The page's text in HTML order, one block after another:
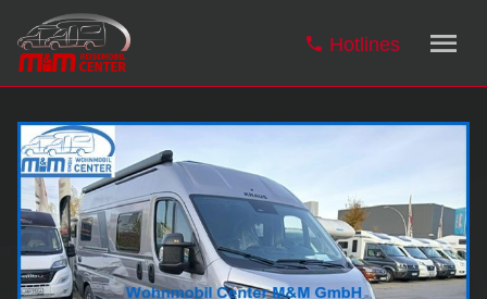
Hotlines
Carthago Wohn- & Reisemobile
Carthago Neuheiten
Malibu Kastenwagen
Hobby Wohn- & Reisemobile
Hobby Kastenwagen
Hobby Modellfinder